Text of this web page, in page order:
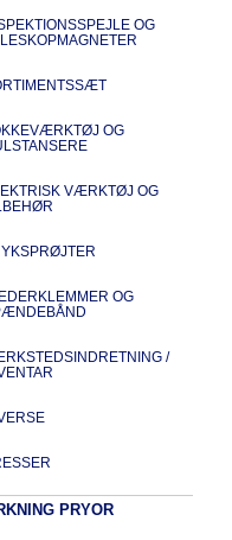
OG
OG
VÆRKTØJ OG
OG
/
PRYOR